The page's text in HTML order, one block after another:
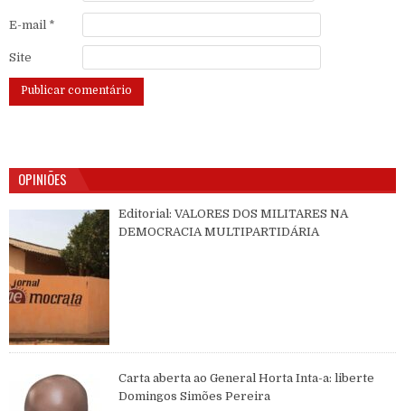
E-mail *
Site
OPINIÕES
Editorial: VALORES DOS MILITARES NA
DEMOCRACIA MULTIPARTIDÁRIA
Carta aberta ao General Horta Inta-a: liberte
Domingos Simões Pereira